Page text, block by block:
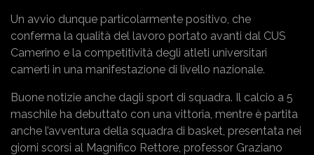
Un avvio dunque particolarmente positivo, che
conferma la qualità del lavoro portato avanti dal CUS
Camerino e la competitività degli atleti universitari
camerti in una manifestazione di livello nazionale.
Buone notizie anche dagli sport di squadra. Il calcio a 5
maschile ha debuttato con una vittoria, mentre è partita
anche l’avventura della squadra di basket, presentata nei
giorni scorsi al Magnifico Rettore, professor Graziano